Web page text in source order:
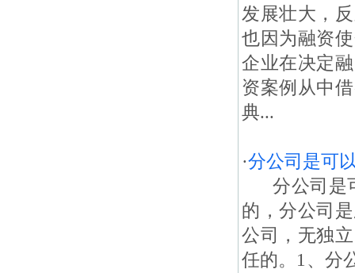
发展壮大，
也因为融资
企业在决定
资案例从中
典...
·分公司是可
分公司是可
的，分公司
公司，无独
任的。1、分